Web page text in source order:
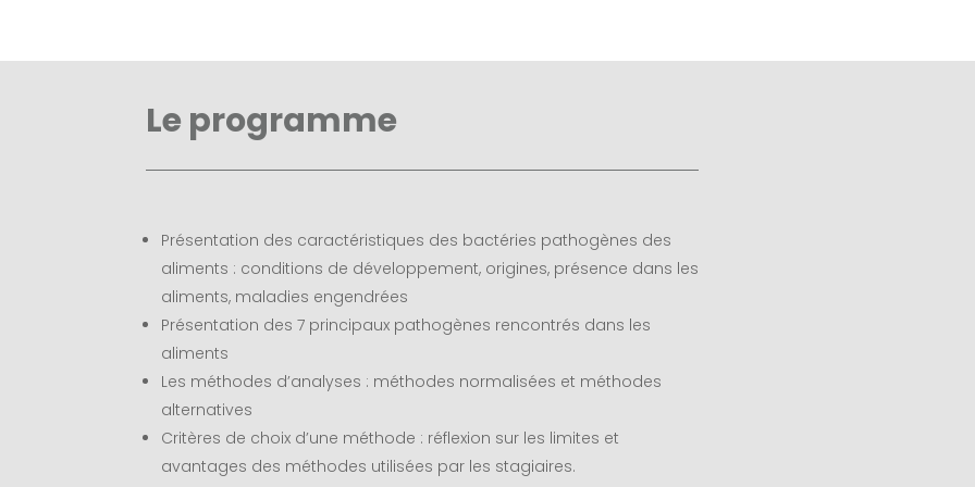
Le programme
Présentation des caractéristiques des bactéries pathogènes des
aliments : conditions de développement, origines, présence dans les
aliments, maladies engendrées
Présentation des 7 principaux pathogènes rencontrés dans les
aliments
Les méthodes d’analyses : méthodes normalisées et méthodes
alternatives
Critères de choix d’une méthode : réflexion sur les limites et
avantages des méthodes utilisées par les stagiaires.